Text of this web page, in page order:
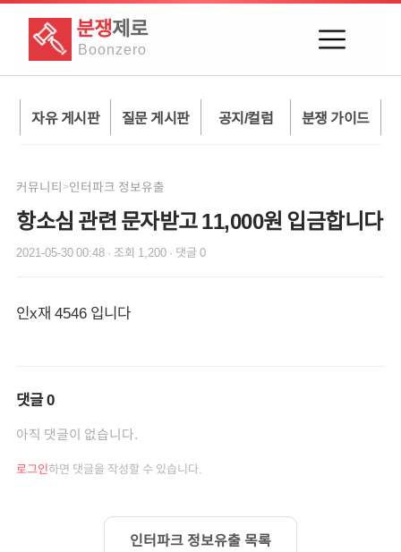
분쟁제로
Boonzero
자유 게시판 질문 게시판 공지/컬럼 분쟁 가이드
커뮤니티>인터파크 정보유출
항소심 관련 문자받고 11,000원 입금합니다
2021-05-30 00:48 · 조회 1,200 · 댓글 0
인x재 4546 입니다
댓글0
아직 댓글이 없습니다.
로그인하면 댓글을 작성할 수 있습니다.
인터파크 정보유출 목록